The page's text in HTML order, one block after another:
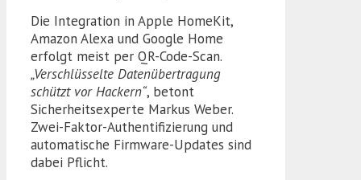
Die Integration in Apple HomeKit,
Amazon Alexa und Google Home
erfolgt meist per QR-Code-Scan.
„Verschlüsselte Datenübertragung
schützt vor Hackern“, betont
Sicherheitsexperte Markus Weber.
Zwei-Faktor-Authentifizierung und
automatische Firmware-Updates sind
dabei Pflicht.